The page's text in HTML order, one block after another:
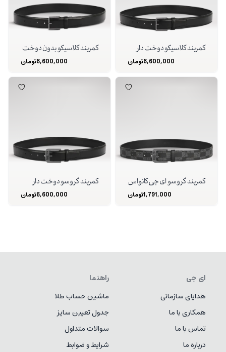
کمربند کلاسیکو دوخت دار
6,600,000تومان
کمربند کلاسیکو بدون دوخت
6,600,000تومان
کمربند گروسو ای جی کانواس
1,791,000تومان
کمربند گروسو دوخت دار
6,600,000تومان
ای جی
هدایای سازمانی
همکاری با ما
تماس با ما
درباره ما
راهنما
ماشین حساب طلا
جدول تعیین سایز
سوالات متداول
شرایط و ضوابط